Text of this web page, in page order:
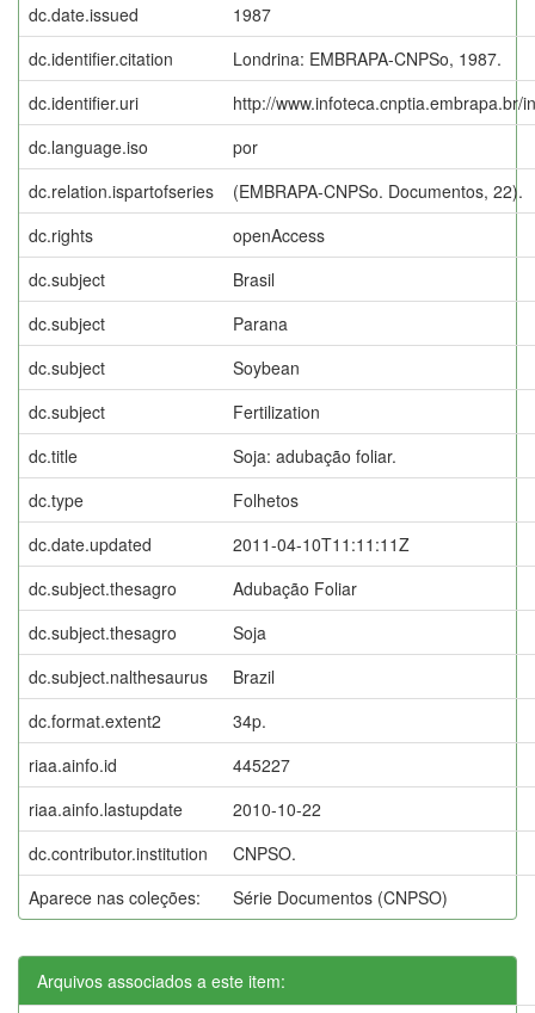
dc.date.issued
1987
dc.identifier.citation
Londrina: EMBRAPA-CNPSo, 1987.
dc.identifier.uri
http://www.infoteca.cnptia.embrapa.br/
dc.language.iso
por
dc.relation.ispartofseries
(EMBRAPA-CNPSo. Documentos, 22).
dc.rights
openAccess
dc.subject
Brasil
dc.subject
Parana
dc.subject
Soybean
dc.subject
Fertilization
dc.title
Soja: adubação foliar.
dc.type
Folhetos
dc.date.updated
2011-04-10T11:11:11Z
dc.subject.thesagro
Adubação Foliar
dc.subject.thesagro
Soja
dc.subject.nalthesaurus
Brazil
dc.format.extent2
34p.
riaa.ainfo.id
445227
riaa.ainfo.lastupdate
2010-10-22
dc.contributor.institution
CNPSO.
Aparece nas coleções:
Série Documentos (CNPSO)
Arquivos associados a este item: